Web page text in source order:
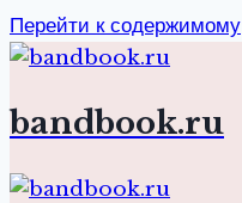
Перейти к содержимому
bandbook.ru